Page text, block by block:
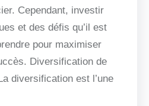
Cependant, investir
et des défis qu’il est
pour maximiser
Diversification de
diversification est l’une